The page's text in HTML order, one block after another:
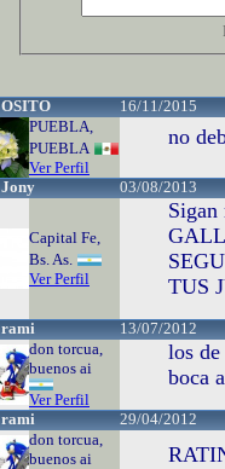
OSITO
16/11/2015
PUEBLA,
PUEBLA
Ver Perfil
no
Jony 03/08/2013
Capital Fe,
Bs. As.
Ver Perfil
TUS
rami
13/07/2012
don torcua,
buenos ai
Ver Perfil
los
boca
rami
29/04/2012
don torcua,
buenos ai